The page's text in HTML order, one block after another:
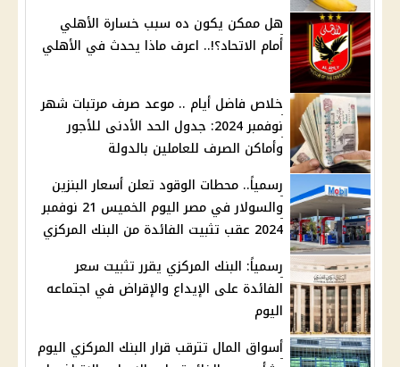
هل ممكن يكون ده سبب خسارة الأهلي
أمام الاتحاد؟!.. اعرف ماذا يحدث في الأهلي
خلاص فاضل أيام .. موعد صرف مرتبات شهر
نوفمبر 2024: جدول الحد الأدنى للأجور
وأماكن الصرف للعاملين بالدولة
رسمياً.. محطات الوقود تعلن أسعار البنزين
والسولار في مصر اليوم الخميس 21 نوفمبر
2024 عقب تثبيت الفائدة من البنك المركزي
رسمياً: البنك المركزي يقرر تثبيت سعر
الفائدة على الإيداع والإقراض في اجتماعه
اليوم
أسواق المال تترقب قرار البنك المركزي اليوم